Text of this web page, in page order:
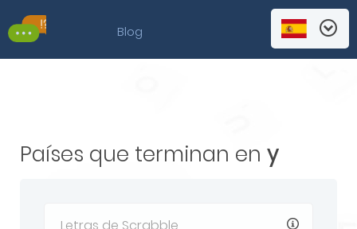
Blog
Países que terminan en y